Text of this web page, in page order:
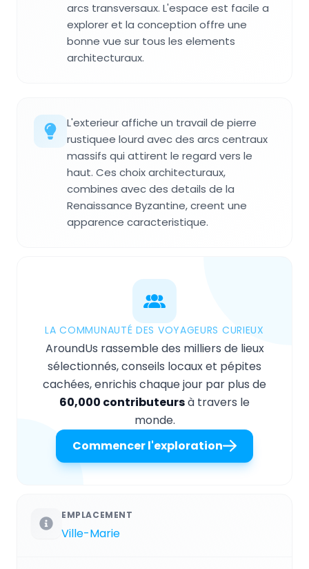
arcs transversaux. L'espace est facile a
explorer et la conception offre une
bonne vue sur tous les elements
architecturaux.
L'exterieur affiche un travail de pierre
rustiquee lourd avec des arcs centraux
massifs qui attirent le regard vers le
haut. Ces choix architecturaux,
combines avec des details de la
Renaissance Byzantine, creent une
apparence caracteristique.
LA COMMUNAUTÉ DES VOYAGEURS CURIEUX
AroundUs rassemble des milliers de lieux
sélectionnés, conseils locaux et pépites
cachées, enrichis chaque jour par plus de
60,000 contributeursà travers le
monde.
Commencer l'exploration
EMPLACEMENT
Ville-Marie